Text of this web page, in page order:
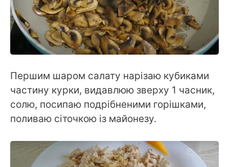
Першим шаром салату нарізаю кубиками
частину курки, видавлюю зверху 1 часник,
солю, посипаю подрібненими горішками,
поливаю сіточкою із майонезу.